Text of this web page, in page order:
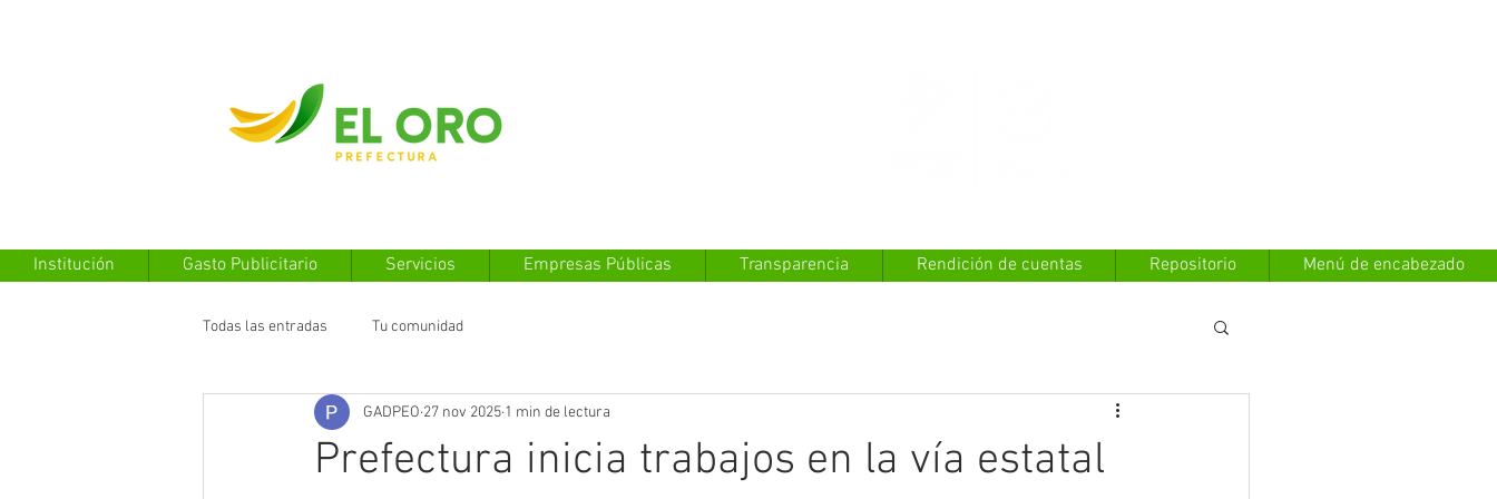
Institución Gasto Publicitario Servicios Empresas Públicas Transparencia Rendición de cuentas Repositorio Menú de encabezado
Todas las entradas Tu comunidad
Prefectura inicia trabajos en la vía estatal
GADPEO 27 nov 2025 1 min de lectura